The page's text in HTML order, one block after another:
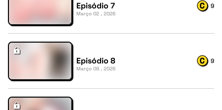
Episódio 7
Março 02 , 2026
9
Episódio 8
Março 09 , 2026
9